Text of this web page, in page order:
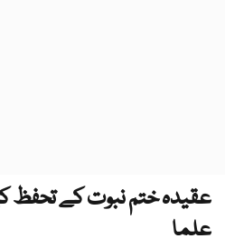
عقیدہ ختم نبوت کے تحفظ
علما